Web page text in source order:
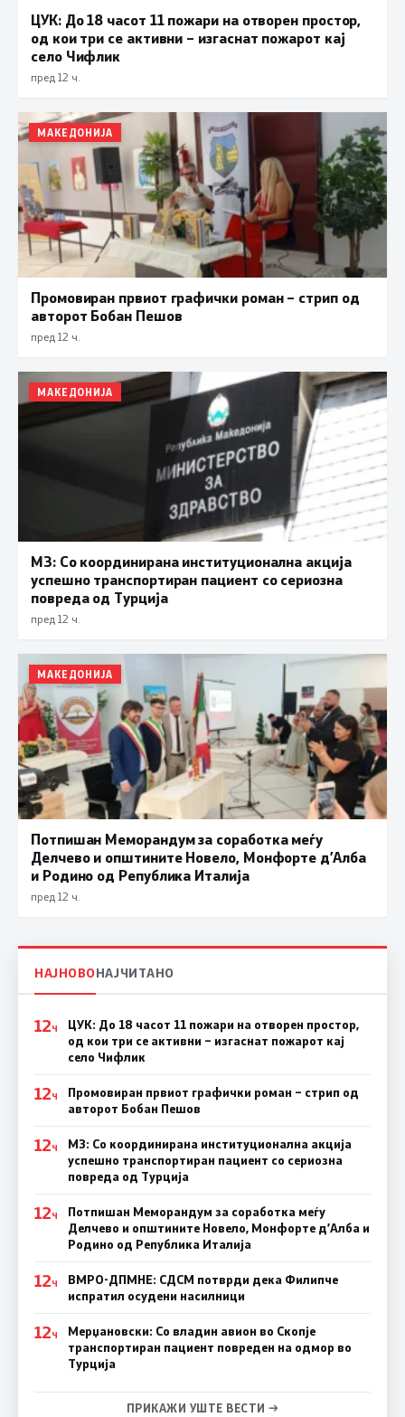
ЦУК: До 18 часот 11 пожари на отворен простор,
од кои три се активни – изгаснат пожарот кај
село Чифлик
пред 12 ч.
МАКЕДОНИЈА
Промовиран првиот графички роман – стрип од
авторот Бобан Пешов
пред 12 ч.
МАКЕДОНИЈА
МЗ: Со координирана институционална акција
успешно транспортиран пациент со сериозна
повреда од Турција
пред 12 ч.
МАКЕДОНИЈА
Потпишан Меморандум за соработка меѓу
Делчево и општините Новело, Монфорте д’Алба
и Родино од Република Италија
пред 12 ч.
НАЈНОВОНАЈЧИТАНО
12Ч
ЦУК: До 18 часот 11 пожари на отворен простор,
од кои три се активни – изгаснат пожарот кај
село Чифлик
12Ч
Промовиран првиот графички роман – стрип од
авторот Бобан Пешов
12Ч
МЗ: Со координирана институционална акција
успешно транспортиран пациент со сериозна
повреда од Турција
12Ч
Потпишан Меморандум за соработка меѓу
Делчево и општините Новело, Монфорте д’Алба и
Родино од Република Италија
12Ч
ВМРО-ДПМНЕ: СДСM потврди дека Филипче
испратил осудени насилници
12Ч
Мерџановски: Со владин авион во Скопје
транспортиран пациент повреден на одмор во
Турција
ПРИКАЖИ УШТЕ ВЕСТИ →